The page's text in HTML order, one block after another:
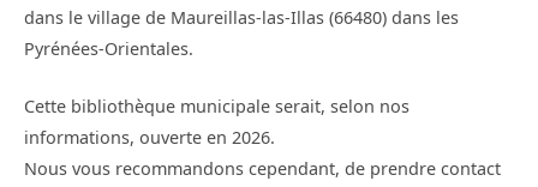
dans le village de Maureillas-las-Illas (66480) dans les
Pyrénées-Orientales.
Cette bibliothèque municipale serait, selon nos
informations, ouverte en 2026.
Nous vous recommandons cependant, de prendre contact